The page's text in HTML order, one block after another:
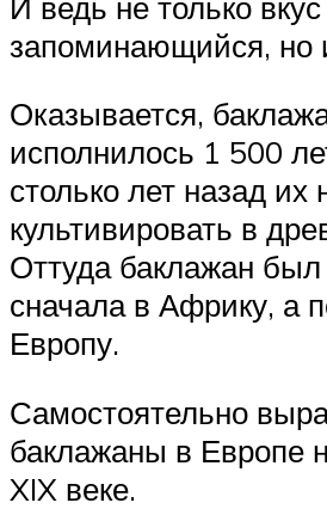
запоминающийся, но
Оказывается,
исполнилось 1 500
столько лет назад их
культивировать в
Оттуда баклажан был
сначала в Африку, а
Европу.
Самостоятельно
баклажаны в Европе
XIX веке.